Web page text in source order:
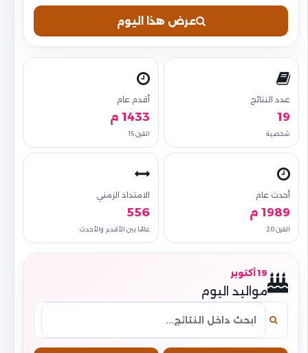
عرض هذا اليوم
عدد النتائج
19
شخصية
أقدم عام
1433 م
القرن 15
أحدث عام
1989 م
القرن 20
الامتداد الزمني
556
عامًا بين الأقدم والأحدث
19 أكتوبر
مواليد اليوم